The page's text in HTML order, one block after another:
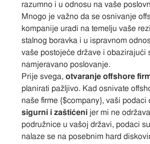
razumno i u odnosu na vaše
Mnogo je važno da se osnivanje
kompanije uradi na temelju vaše
stalnog boravka i u ispravnom
vaše postojeće države i obazirajući
namjeravano poslovanje.
Prije svega, otvaranje offshore
planirati pažljivo. Kad osnivate
naše firme {$company}, vaši podaci
sigurni i zaštićenijer mi ne
podružnice u vašoj državi, podaci
nalaze se na posebnim hard